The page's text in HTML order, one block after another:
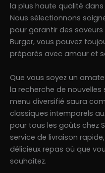
la plus haute qualité
Nous sélectionnons
pour garantir des
Burger, vous pouvez
préparés avec amour et
Que vous soyez un
la recherche de
menu diversifié saura
classiques intemporels
pour tous les goûts chez
service de livraison
délicieux repas où que
souhaitez.